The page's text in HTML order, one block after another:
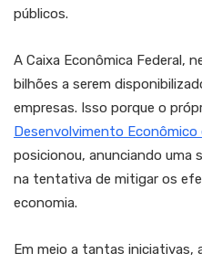
públicos.
A Caixa Econômica Federal,
bilhões a serem
empresas. Isso porque o
Desenvolvimento Econômico
posicionou, anunciando uma
na tentativa de mitigar os
economia.
Em meio a tantas iniciativas,